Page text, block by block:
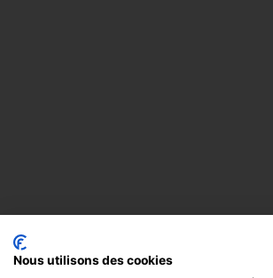
Nous utilisons des cookies